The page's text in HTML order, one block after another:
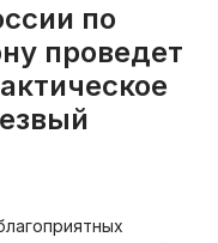
по
проведет